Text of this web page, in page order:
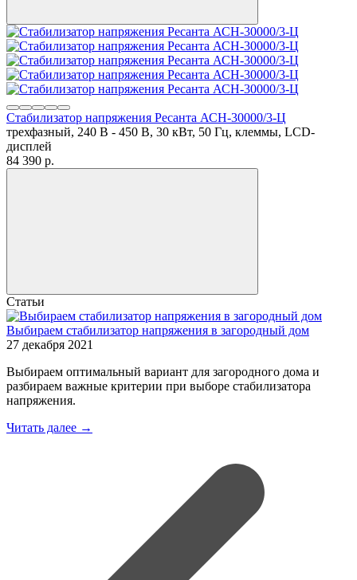
Стабилизатор напряжения Ресанта АСН-30000/3-Ц
трехфазный, 240 В - 450 В, 30 кВт, 50 Гц, клеммы, LCD-
дисплей
84 390 p.
Статьи
Выбираем стабилизатор напряжения в загородный дом
27 декабря 2021
Выбираем оптимальный вариант для загородного дома и
разбираем важные критерии при выборе стабилизатора
напряжения.
Читать далее →